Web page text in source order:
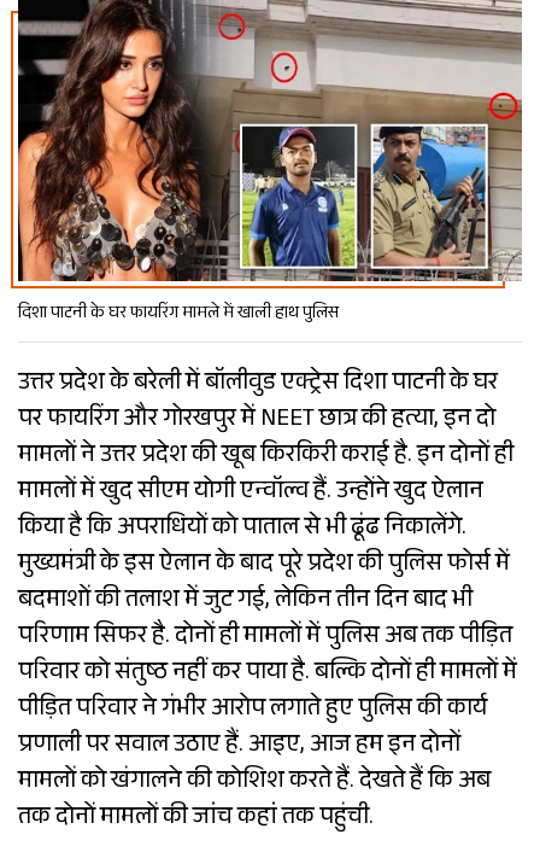
दिशा पाटनी के घर फायरिंग मामले में खाली हाथ पुलिस
उत्तर प्रदेश के बरेली में बॉलीवुड एक्ट्रेस दिशा पाटनी के घर
पर फायरिंग और गोरखपुर में NEET छात्र की हत्या, इन दो
मामलों ने उत्तर प्रदेश की खूब किरकिरी कराई है. इन दोनों ही
मामलों में खुद सीएम योगी एन्वॉल्व हैं. उन्होंने खुद ऐलान
किया है कि अपराधियों को पाताल से भी ढूंढ निकालेंगे.
मुख्यमंत्री के इस ऐलान के बाद पूरे प्रदेश की पुलिस फोर्स में
बदमाशों की तलाश में जुट गई, लेकिन तीन दिन बाद भी
परिणाम सिफर है. दोनों ही मामलों में पुलिस अब तक पीड़ित
परिवार को संतुष्ठ नहीं कर पाया है. बल्कि दोनों ही मामलों में
पीड़ित परिवार ने गंभीर आरोप लगाते हुए पुलिस की कार्य
प्रणाली पर सवाल उठाए हैं. आइए, आज हम इन दोनों
मामलों को खंगालने की कोशिश करते हैं. देखते हैं कि अब
तक दोनों मामलों की जांच कहां तक पहुंची.